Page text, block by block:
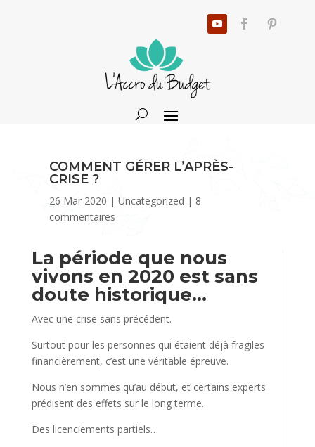
COMMENT GÉRER L’APRÈS-
CRISE ?
26 Mar 2020 | Uncategorized | 8
commentaires
La période que nous
vivons en 2020 est sans
doute historique…
Avec une crise sans précédent.
Surtout pour les personnes qui étaient déjà fragiles
financièrement, c’est une véritable épreuve.
Nous n’en sommes qu’au début, et certains experts
prédisent des effets sur le long terme.
Des licenciements partiels…